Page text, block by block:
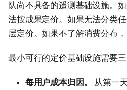
队尚不具备的遥测基础设施。
法按成果定价。如果无法分类
层定价。如果不了解消费分布
最小可行的定价基础设施需要三
每用户成本归因。
从第一